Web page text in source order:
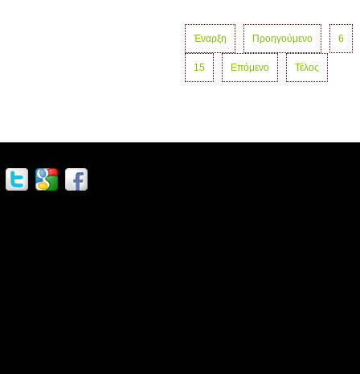
Έναρξη Προηγούμενο 6
15 Επόμενο Τέλος